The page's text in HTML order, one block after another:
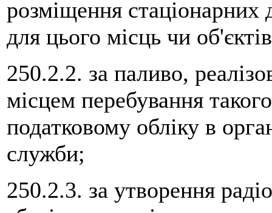
розміщення стаціонарних
для цього місць чи
250.2.2. за паливо,
місцем перебування
податковому обліку в
служби;
250.2.3. за утворення